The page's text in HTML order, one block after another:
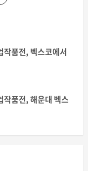
작품전, 벡스코에서
작품전, 해운대 벡스